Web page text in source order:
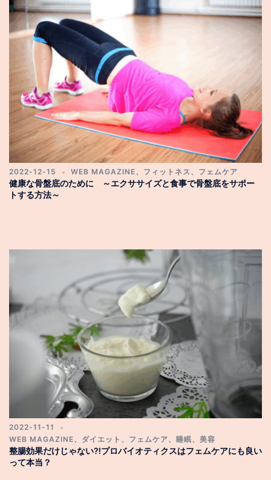
2022-12-15 WEB MAGAZINE、 フィットネス 、 フェムケア
健康な骨盤底のために ～エクササイズと食事で骨盤底をサポー
トする方法～
2022-11-11
WEB MAGAZINE、 ダイエット 、 フェムケア、 睡眠、 美容
整腸効果だけじゃない⁈プロバイオティクスはフェムケアにも良い
って本当？